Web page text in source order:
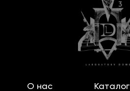
О нас Каталог